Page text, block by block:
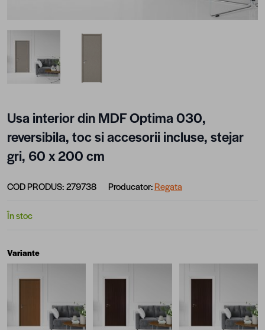
View larger imageView larger image
Usa interior din MDF Optima 030,
reversibila, toc si accesorii incluse, stejar
gri, 60 x 200 cm
COD PRODUS:279738 Producator:Regata
În stoc
Variante